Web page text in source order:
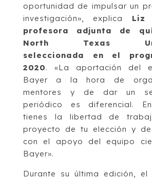
oportunidad de impulsar un
investigación», explica Liz
profesora adjunta de
North Texas
seleccionada en el
2020. «La aportación del
Bayer a la hora de
mentores y de dar un
periódico es diferencial. En
tienes la libertad de
proyecto de tu elección y
con el apoyo del equipo
Bayer».
Durante su última edición, el